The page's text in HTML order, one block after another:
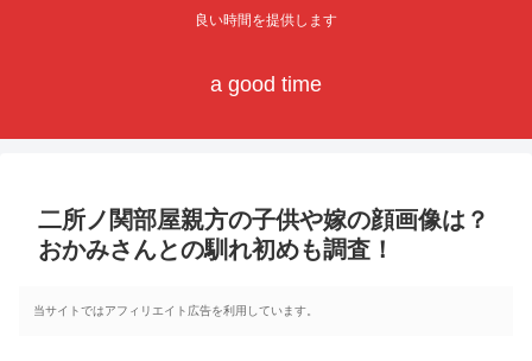
良い時間を提供します
a good time
二所ノ関部屋親方の子供や嫁の顔画像は？
おかみさんとの馴れ初めも調査！
当サイトではアフィリエイト広告を利用しています。